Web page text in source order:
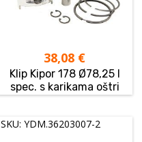
38,08 €
Klip Kipor 178 Ø78,25 I
spec. s karikama oštri
SKU: YDM.36203007-2